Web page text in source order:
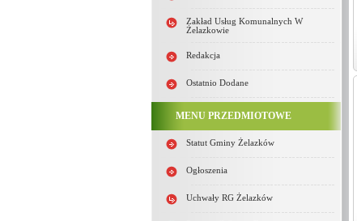
Zakład Usług Komunalnych W
Żelazkowie
Redakcja
Ostatnio Dodane
MENU PRZEDMIOTOWE
Statut Gminy Żelazków
Ogłoszenia
Uchwały RG Żelazków